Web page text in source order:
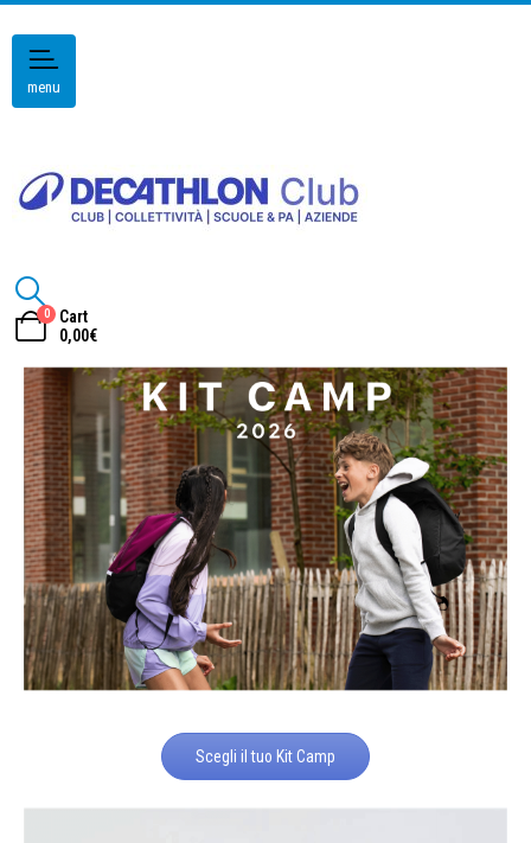
menu
0
Cart
0,00€
Scegli il tuo Kit Camp